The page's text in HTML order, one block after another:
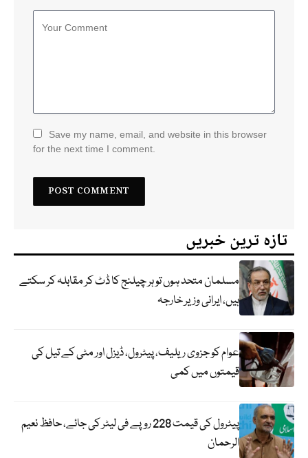
Save my name, email, and website in this browser
for the next time I comment.
تازہ ترین خبریں
مسلمان متحد ہوں تو ہر چیلنج کا ڈٹ کر مقابلہ کر سکتے
ہیں، ایرانی وزیر خارجہ
عوام کو جزوی ریلیف، پیٹرول، ڈیزل اور مٹی کے تیل کی
قیمتوں میں کمی
پیٹرول کی قیمت 228 روپے فی لیٹر کی جائے، حافظ نعیم
الرحمان